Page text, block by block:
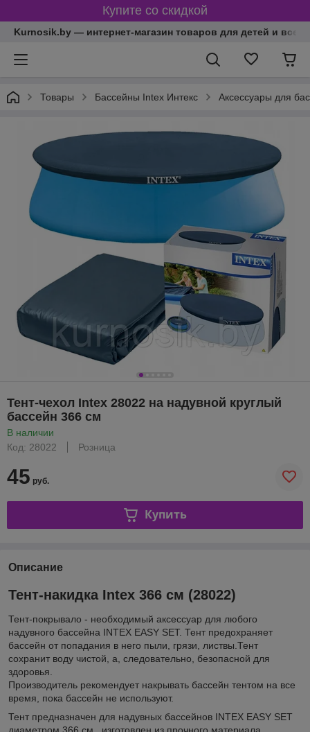
Купите со скидкой
Kurnosik.by — интернет-магазин товаров для детей и всей
Товары Басcейны Intex Интекс Аксессуары для
Тент-чехол Intex 28022 на надувной круглый
бассейн 366 см
В наличии
Код: 28022
Розница
45 руб.
Купить
Описание
Тент-накидка Intex 366 см (28022)
Тент-покрывало - необходимый аксессуар для любого
надувного бассейна INTEX EASY SET. Тент предохраняет
бассейн от попадания в него пыли, грязи, листвы.Тент
сохранит воду чистой, а, следовательно, безопасной для
здоровья.
Производитель рекомендует накрывать бассейн тентом на все
время, пока бассейн не используют.
Тент предназначен для надувных бассейнов INTEX EASY SET